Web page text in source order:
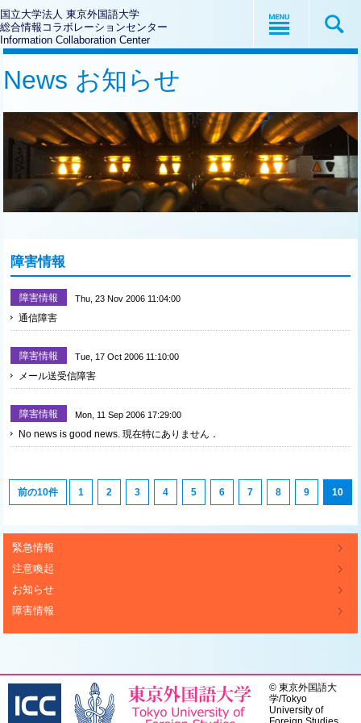
国立大学法人 東京外国語大学
総合情報コラボレーションセンター
Information Collaboration Center
News お知らせ
障害情報
障害情報 Thu, 23 Nov 2006 11:04:00
通信障害
障害情報 Tue, 17 Oct 2006 11:10:00
メール送受信障害
障害情報 Mon, 11 Sep 2006 17:29:00
No news is good news. 現在特にありません．
前の10件 1 2 3 4 5 6 7 8 9 10
緊急情報
注意喚起
お知らせ
障害情報
©東京外国語大
学/Tokyo
University of